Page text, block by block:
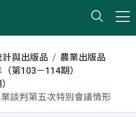
打開
小版
計與出版品
農業出版品
第103－114期）
談判第五次特別會議情形